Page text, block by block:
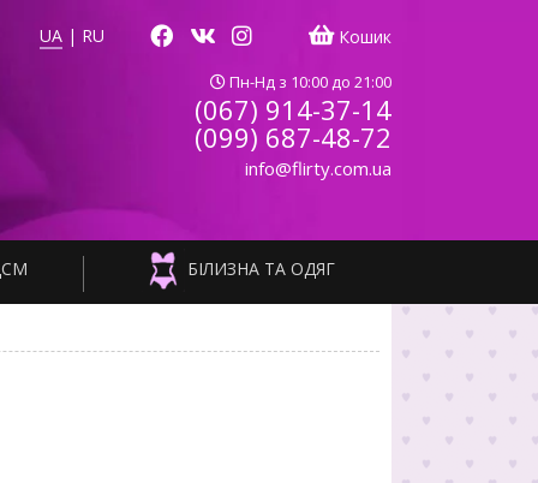
UA | RU Кошик
Пн-Нд з 10:00 до 21:00
(067) 914-37-14
(099) 687-48-72
info@flirty.com.ua
БІЛИЗНА ТА ОДЯГ